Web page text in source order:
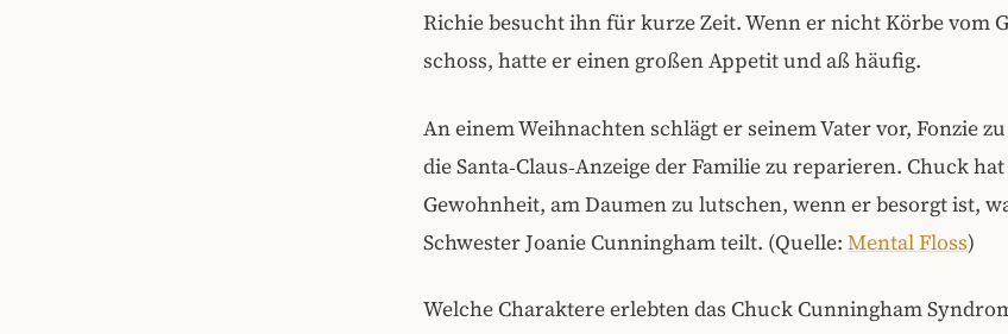
Richie besucht ihn für kurze Zeit. Wenn er nicht Körbe vom
schoss, hatte er einen großen Appetit und aß häufig.
An einem Weihnachten schlägt er seinem Vater vor, Fonzie
die Santa‑Claus‑Anzeige der Familie zu reparieren. Chuck
Gewohnheit, am Daumen zu lutschen, wenn er besorgt ist,
Schwester Joanie Cunningham teilt. (Quelle: Mental Floss)
Welche Charaktere erlebten das Chuck Cunningham